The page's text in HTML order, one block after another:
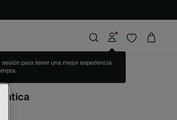
sesión para tener una mejor experiencia